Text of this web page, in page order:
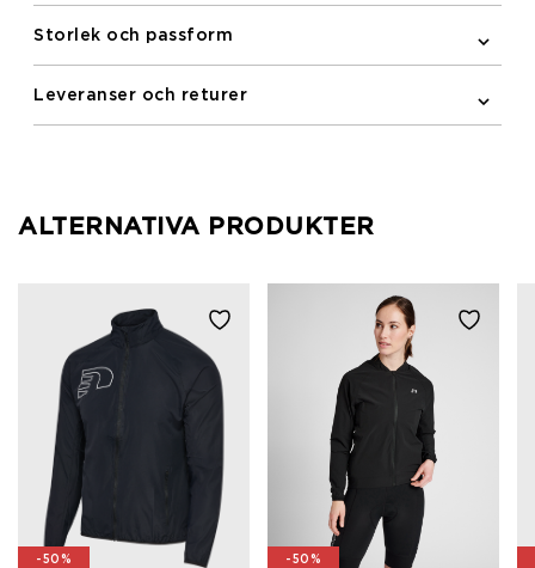
Storlek och passform
Leveranser och returer
ALTERNATIVA PRODUKTER
-50% -50%